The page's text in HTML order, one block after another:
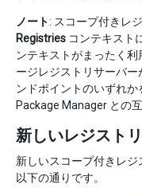
ノート: スコープ付きレ
Registries コンテキスト
ンテキストがまったく
ージレジストリサーバー
ンドポイントのいずれ
Package Manager との
新しいレジスト
新しいスコープ付きレジ
以下の通りです。